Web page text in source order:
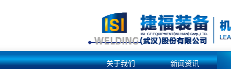
关于我们 新闻资讯